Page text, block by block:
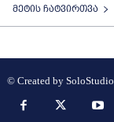
მეტის ჩატვირთვა
© Created by SoloStudio